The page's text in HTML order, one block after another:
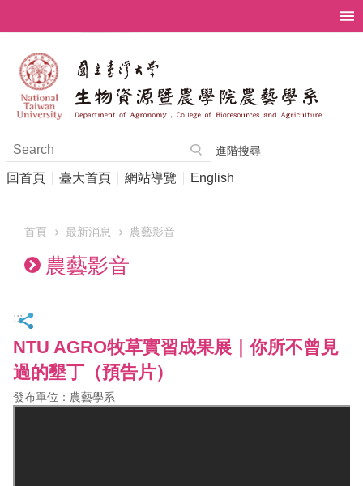
進階搜尋
回首頁 臺大首頁 網站導覽 English
首頁 最新消息 農藝影音
農藝影音
:::
NTU AGRO牧草實習成果展｜你所不曾見
過的墾丁（預告片）
發布單位：農藝學系